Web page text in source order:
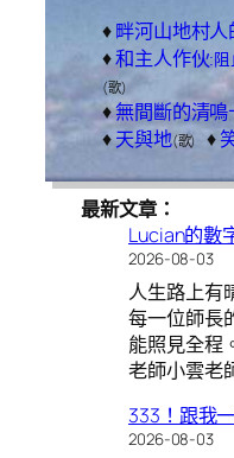
♦ 畔河山地村人
♦和主人作伙:阻
(歌)
♦無間斷的清鳴
♦天與地(歌) ♦
最新文章：
Lucian的數
2026-08-03
人生路上有
每一位師長
能照見全程
老師小雲老
333！跟我
2026-08-03